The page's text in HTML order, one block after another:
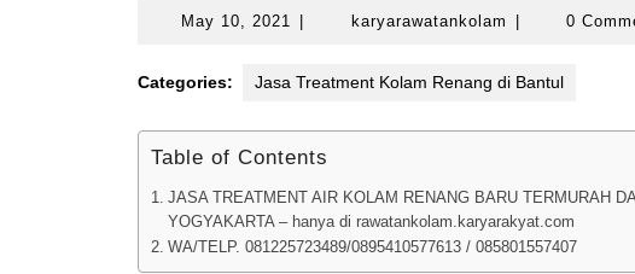
May 10, 2021 May
karyarawatankolam 0
Categories: Jasa Treatment Kolam Renang di Bantul
Table of Contents
JASA TREATMENT AIR KOLAM RENANG BARU TERMURAH
YOGYAKARTA – hanya di rawatankolam.karyarakyat.com
WA/TELP. 081225723489/0895410577613 / 085801557407